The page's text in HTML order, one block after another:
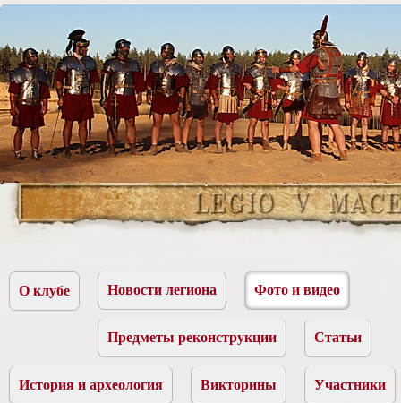
О клубе Новости легиона Фото и видео
Предметы реконструкции Статьи
История и археология Викторины Участники